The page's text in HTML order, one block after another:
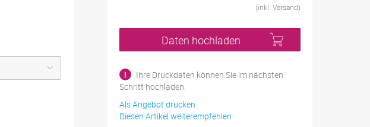
(inkl. Versand)
Daten hochladen
!
Ihre Druckdaten können Sie im nächsten
Schritt hochladen.
Als Angebot drucken
Diesen Artikel weiterempfehlen